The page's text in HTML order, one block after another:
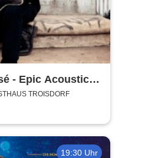
- Epic Acoustic
in Concert
TROISDORF
19:30 Uhr